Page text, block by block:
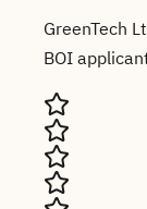
GreenTech
BOI